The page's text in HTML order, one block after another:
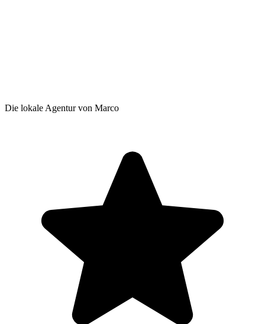
Die lokale Agentur von Marco